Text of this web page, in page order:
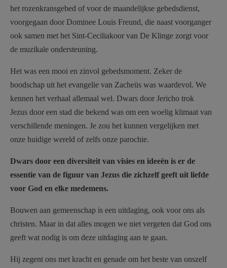
het rozenkransgebed of voor de maandelijkse gebedsdienst,
voorgegaan door Dominee Louis Freund, die naast voorganger
ook samen met het Sint-Ceciliakoor van De Klinge zorgt voor
de muzikale ondersteuning.
Het was een mooi en zinvol gebedsmoment. Zeker de
boodschap uit het evangelie van Zacheüs was waardevol. We
kennen het verhaal allemaal wel. Dwars door Jericho trok
Jezus door een stad die bekend was om een woelig klimaat van
verschillende meningen. Je zou het kunnen vergelijken met
onze huidige wereld of zelfs onze parochie.
Dwars door een diversiteit van visies en ideeën is er de
essentie van de figuur van Jezus die zichzelf geeft uit liefde
voor God en elke medemens.
Bouwen aan gemeenschap is een uitdaging, ook voor ons als
christen. Maar in dat alles mogen we niet vergeten dat God ons
geeft wat nodig is om deze uitdaging aan te gaan.
Hij zegent ons met kracht en genade om het beste van onszelf